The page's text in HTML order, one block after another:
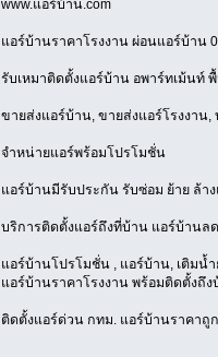
www.แอร์บ้าน.com
แอร์บ้านราคาโรงงาน ผ่อนแอร์บ้าน
รับเหมาติดตั้งแอร์บ้าน อพาร์ทเม้นท์
ขายส่งแอร์บ้าน, ขายส่งแอร์โรงงาน,
จำหน่ายแอร์พร้อมโปรโมชั่น
แอร์บ้านมีรับประกัน รับซ่อม ย้าย ล้า
บริการติดตั้งแอร์ถึงที่บ้าน แอร์บ้าน
แอร์บ้านโปรโมชั่น , แอร์บ้าน, เติมน้ำ
แอร์บ้านราคาโรงงาน พร้อมติดตั้งถึ
ติดตั้งแอร์ด่วน กทม. แอร์บ้านราคาถู